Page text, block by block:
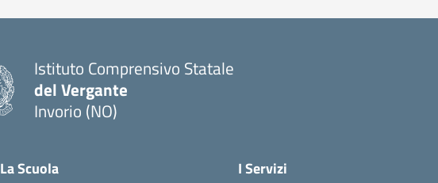
Istituto Comprensivo Statale
del Vergante
Invorio (NO)
La Scuola I Servizi